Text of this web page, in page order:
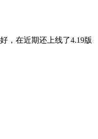
，在近期还上线了4.19版